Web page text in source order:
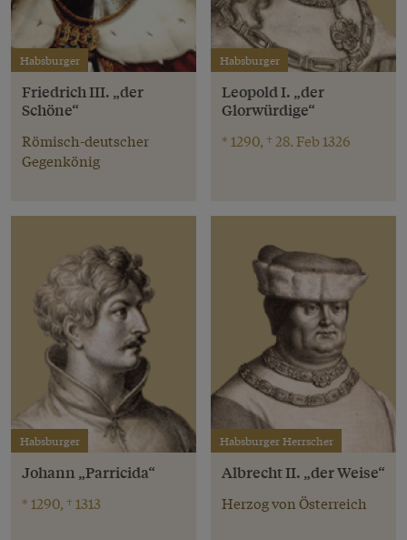
Habsburger
Friedrich III. „der
Schöne“
Römisch-deutscher
Gegenkönig
Habsburger
Leopold I. „der
Glorwürdige“
* 1290, † 28. Feb 1326
Habsburger
Johann „Parricida“
* 1290, † 1313
Habsburger Herrscher
Albrecht II. „der Weise“
Herzog von Österreich